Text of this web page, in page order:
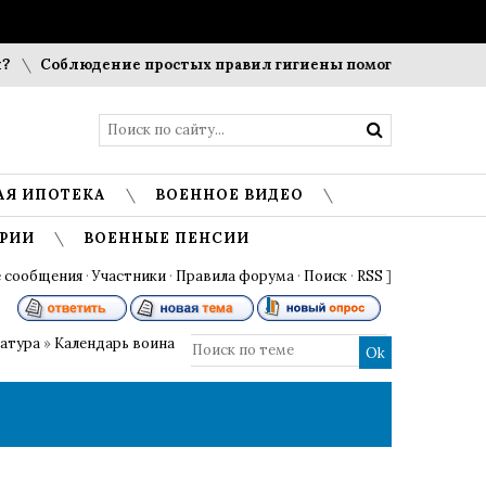
Соблюдение простых правил гигиены помогает
ИПОТЕКА ВОЕННОЕ ВИДЕО
ВОЕННЫЕ ПЕНСИИ
·Участники · Правила форума · Поиск · RSS ]
» Календарь воина